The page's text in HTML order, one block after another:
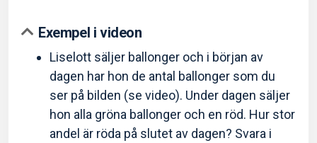
Exempel i videon
Liselott säljer ballonger och i början av
dagen har hon de antal ballonger som du
ser på bilden (se video). Under dagen säljer
hon alla gröna ballonger och en röd. Hur stor
andel är röda på slutet av dagen? Svara i